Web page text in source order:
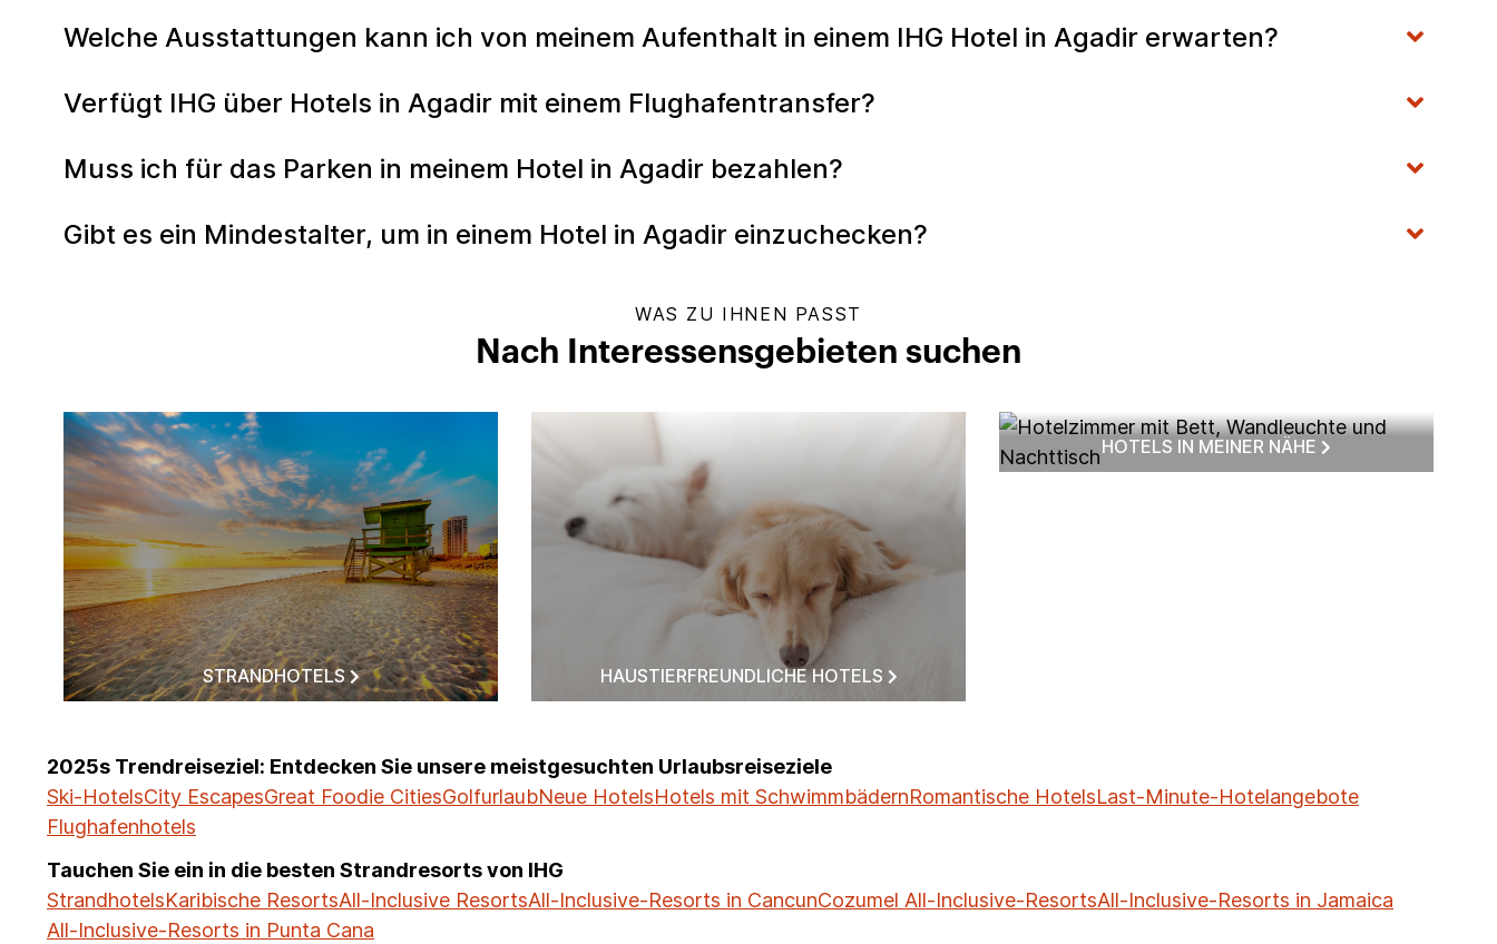
Welche Ausstattungen kann ich von meinem Aufenthalt in einem IHG Hotel in Agadir erwarten?
Verfügt IHG über Hotels in Agadir mit einem Flughafentransfer?
Muss ich für das Parken in meinem Hotel in Agadir bezahlen?
Gibt es ein Mindestalter, um in einem Hotel in Agadir einzuchecken?
WAS ZU IHNEN PASST
Nach Interessensgebieten suchen
STRANDHOTELS HAUSTIERFREUNDLICHE HOTELS
HOTELS IN MEINER NÄHE
2025s Trendreiseziel: Entdecken Sie unsere meistgesuchten Urlaubsreiseziele
Ski-HotelsCity EscapesGreat Foodie CitiesGolfurlaubNeue HotelsHotels mit SchwimmbädernRomantische HotelsLast-Minute-Hotelangebote
Flughafenhotels
Tauchen Sie ein in die besten Strandresorts von IHG
StrandhotelsKaribische ResortsAll-Inclusive ResortsAll-Inclusive-Resorts in CancunCozumel All-Inclusive-ResortsAll-Inclusive-Resorts in Jamaica
All-Inclusive-Resorts in Punta Cana